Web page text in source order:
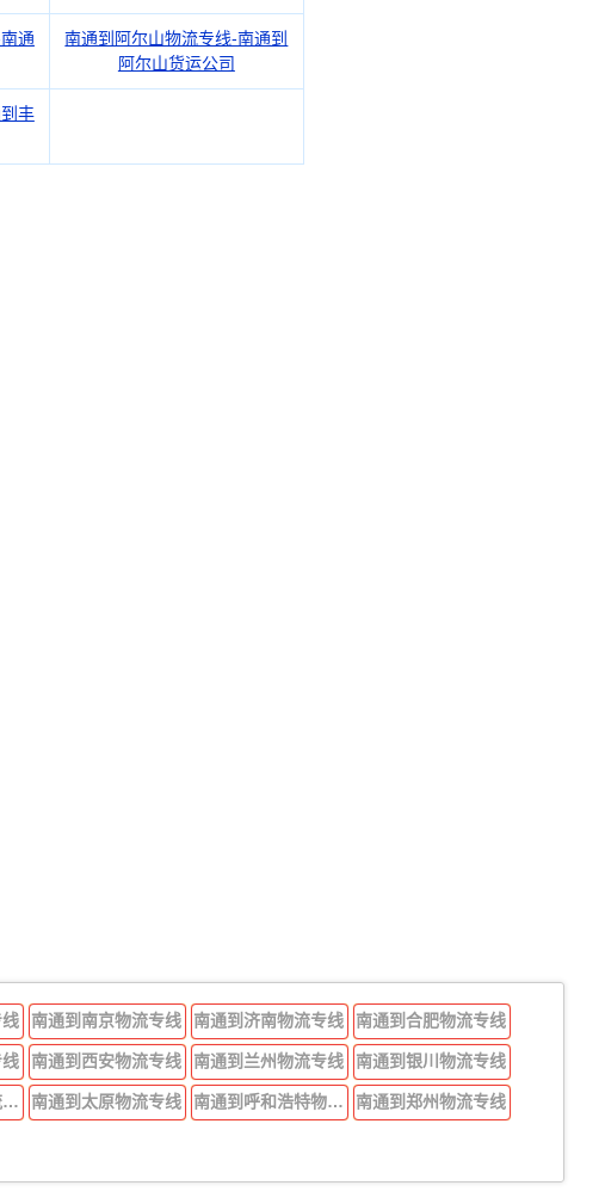
通
南通到阿尔山物流专线-南通到
阿尔山货运公司
丰
南通到南京物流专线 南通到济南物流专线 南通到合肥物流专线
南通到西安物流专线 南通到兰州物流专线 南通到银川物流专线
南通到石家庄物流专线 南通到太原物流专线 南通到呼和浩特物流专线 南通到郑州物流专线